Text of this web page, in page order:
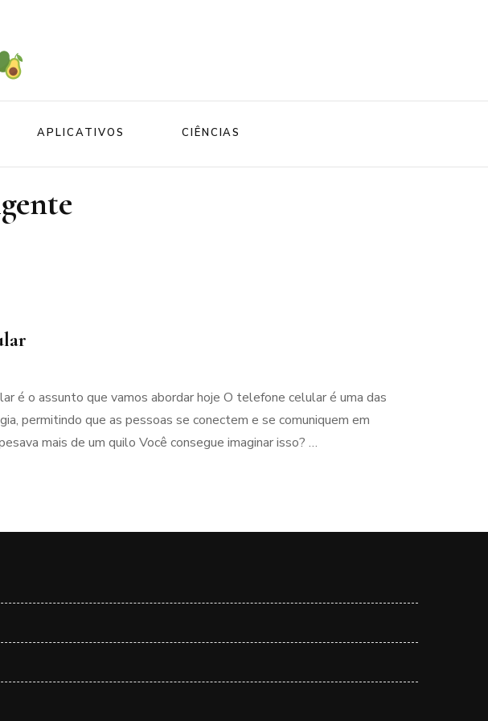
APLICATIVOS
Beleza
CIÊNCIAS
é o assunto que vamos abordar hoje O telefone celular é uma das
permitindo que as pessoas se conectem e se comuniquem em
mais de um quilo Você consegue imaginar isso? …